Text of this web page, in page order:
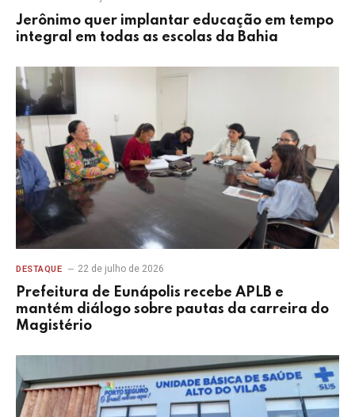
Jerônimo quer implantar educação em tempo
integral em todas as escolas da Bahia
DESTAQUE 22 de julho de 2026
Prefeitura de Eunápolis recebe APLB e
mantém diálogo sobre pautas da carreira do
Magistério